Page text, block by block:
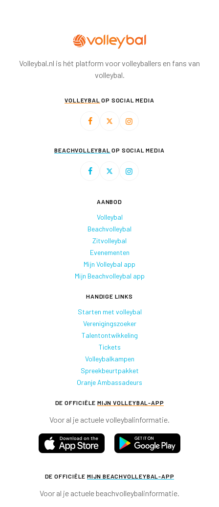
Volleybal.nl is hét platform voor volleyballers en fans van
volleybal.
VOLLEYBAL OP SOCIAL MEDIA
BEACHVOLLEYBAL OP SOCIAL MEDIA
AANBOD
Volleybal
Beachvolleybal
Zitvolleybal
Evenementen
Mijn Volleybal app
Mijn Beachvolleybal app
HANDIGE LINKS
Starten met volleybal
Verenigingszoeker
Talentontwikkeling
Tickets
Volleybalkampen
Spreekbeurtpakket
Oranje Ambassadeurs
DE OFFICIËLE MIJN VOLLEYBAL-APP
Voor al je actuele volleybalinformatie.
DE OFFICIËLE MIJN BEACHVOLLEYBAL-APP
Voor al je actuele beachvolleybalinformatie.